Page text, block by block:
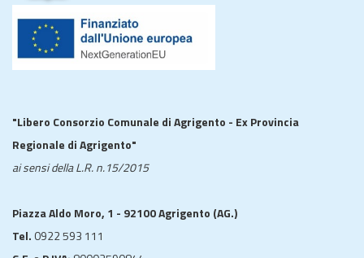
"Libero Consorzio Comunale di Agrigento - Ex Provincia
Regionale di Agrigento"
ai sensi della L.R. n.15/2015
Piazza Aldo Moro, 1 - 92100 Agrigento (AG.)
Tel. 0922 593 111